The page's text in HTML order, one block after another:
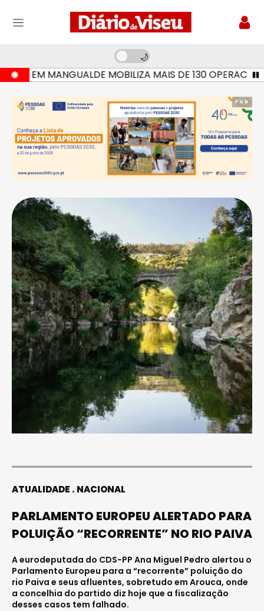
EM MANGUALDE MOBILIZA MAIS DE 130 OPERACIONAIS
Pub
ATUALIDADE NACIONAL
PARLAMENTO EUROPEU ALERTADO PARA
POLUIÇÃO “RECORRENTE” NO RIO PAIVA
A eurodeputada do CDS-PP Ana Miguel Pedro alertou o
Parlamento Europeu para a “recorrente” poluição do
rio Paiva e seus afluentes, sobretudo em Arouca, onde
a concelhia do partido diz hoje que a fiscalização
desses casos tem falhado.